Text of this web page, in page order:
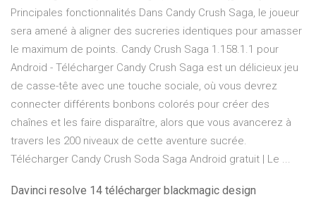
Principales fonctionnalités Dans Candy Crush Saga, le joueur
sera amené à aligner des sucreries identiques pour amasser
le maximum de points. Candy Crush Saga 1.158.1.1 pour
Android - Télécharger Candy Crush Saga est un délicieux jeu
de casse-tête avec une touche sociale, où vous devrez
connecter différents bonbons colorés pour créer des
chaînes et les faire disparaître, alors que vous avancerez à
travers les 200 niveaux de cette aventure sucrée.
Télécharger Candy Crush Soda Saga Android gratuit | Le ...
Davinci resolve 14 télécharger blackmagic design